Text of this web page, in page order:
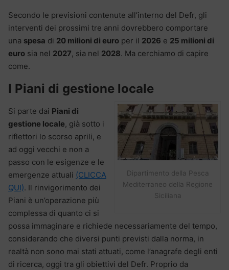
Secondo le previsioni contenute all’interno del Defr, gli
interventi dei prossimi tre anni dovrebbero comportare
una spesa di 20 milioni di euro per il 2026 e 25 milioni di
euro sia nel 2027, sia nel 2028. Ma cerchiamo di capire
come.
I Piani di gestione locale
Dipartimento della Pesca
Mediterraneo della Regione
Siciliana
Si parte dai Piani di
gestione locale, già sotto i
riflettori lo scorso aprili, e
ad oggi vecchi e non a
passo con le esigenze e le
emergenze attuali (CLICCA
QUI). Il rinvigorimento dei
Piani è un’operazione più
complessa di quanto ci si
possa immaginare e richiede necessariamente del tempo,
considerando che diversi punti previsti dalla norma, in
realtà non sono mai stati attuati, come l’anagrafe degli enti
di ricerca, oggi tra gli obiettivi del Defr. Proprio da